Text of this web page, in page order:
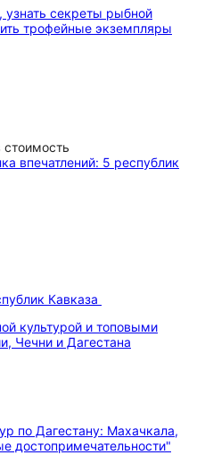
узнать секреты рыбной
трофейные экземпляры
Кавказа
культурой и топовыми
Чечни и Дагестана